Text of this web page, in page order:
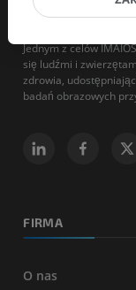
Jednym z celów
się ludźmi i
zdrowia,
badań obrazowych
FIRMA
O nas